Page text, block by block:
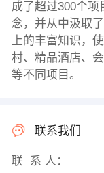
成了超过300个
念，并从中汲取
上的丰富知识，
村、精品酒店、
等不同项目。
联系我们
联 系 人：